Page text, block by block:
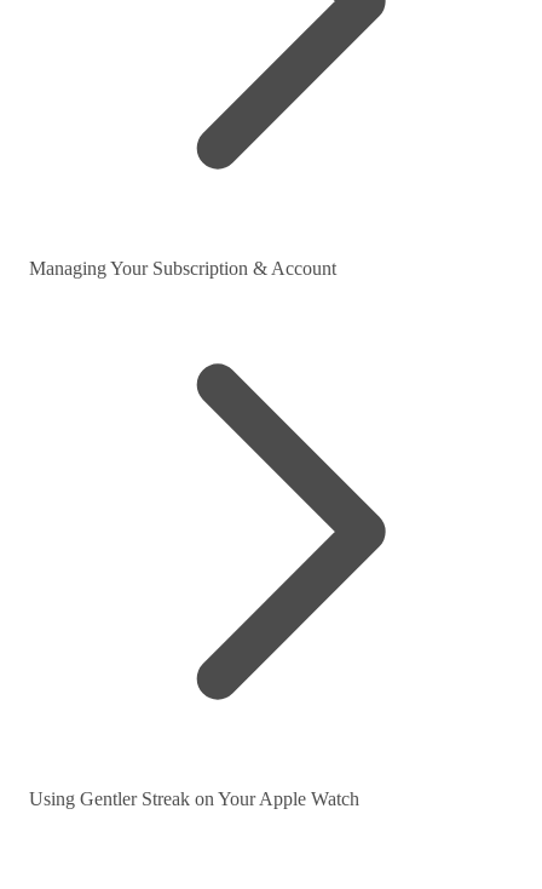
Managing Your Subscription & Account
Using Gentler Streak on Your Apple Watch